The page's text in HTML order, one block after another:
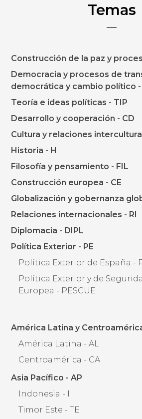
Temas
Construcción de la paz y
Democracia y procesos de
democrática y cambio político -
Teoría e ideas políticas - TIP
Desarrollo y cooperación - CD
Cultura y relaciones
Historia - H
Filosofía y pensamiento - FIL
Construcción europea - CE
Globalización y gobernanza
Relaciones internacionales - RI
Diplomacia - DIPL
Política Exterior - PE
Política Exterior de España -
Política Exterior y de
Europea - PESCUE
América Latina y
América Latina - AL
Centroamérica - CA
Asia Pacífico - AP
Indonesia - I
Timor Este - TE